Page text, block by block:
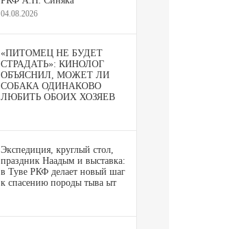
04.08.2026
«ПИТОМЕЦ НЕ БУДЕТ
СТРАДАТЬ»: КИНОЛОГ
ОБЪЯСНИЛ, МОЖЕТ ЛИ
СОБАКА ОДИНАКОВО
ЛЮБИТЬ ОБОИХ ХОЗЯЕВ
Экспедиция, круглый стол,
праздник Наадым и выставка:
в Туве РКФ делает новый шаг
к спасению породы тыва ыт